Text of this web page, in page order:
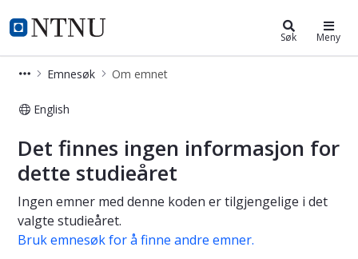
NTNU Hjemmeside
Studier Søk Meny
Emnesøk Om emnet
English
Om emnet
Det finnes ingen informasjon for
dette studieåret
Ingen emner med denne koden er tilgjengelige i det
valgte studieåret.
Bruk emnesøk for å finne andre emner.